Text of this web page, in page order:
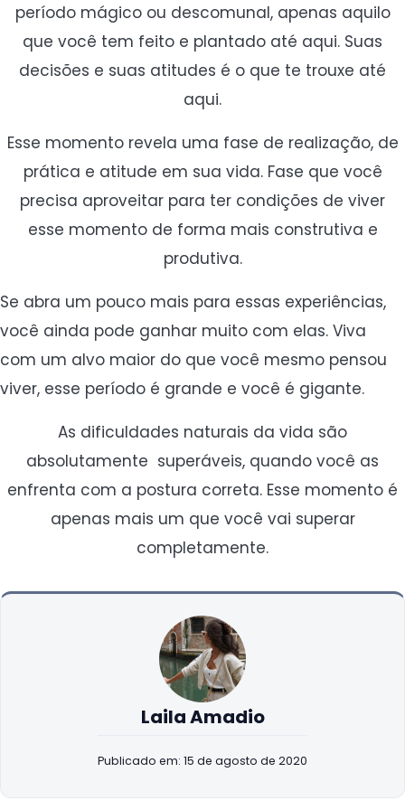
período mágico ou descomunal, apenas aquilo
que você tem feito e plantado até aqui. Suas
decisões e suas atitudes é o que te trouxe até
aqui.
Esse momento revela uma fase de realização, de
prática e atitude em sua vida. Fase que você
precisa aproveitar para ter condições de viver
esse momento de forma mais construtiva e
produtiva.
Se abra um pouco mais para essas experiências,
você ainda pode ganhar muito com elas. Viva
com um alvo maior do que você mesmo pensou
viver, esse período é grande e você é gigante.
As dificuldades naturais da vida são
absolutamente superáveis, quando você as
enfrenta com a postura correta. Esse momento é
apenas mais um que você vai superar
completamente.
Laila Amadio
Publicado em: 15 de agosto de 2020